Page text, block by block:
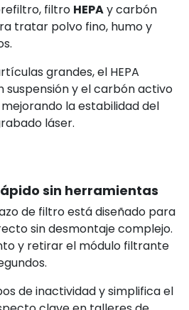
filtro HEPAy carbón
tratar polvo fino, humo y
grandes, el HEPA
y el carbón activo
la estabilidad del
láser.
sin herramientas
de filtro está diseñado para
sin desmontaje complejo.
y retirar el módulo filtrante
de inactividad y simplifica el